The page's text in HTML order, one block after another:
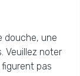
douche, une
Veuillez noter
pas